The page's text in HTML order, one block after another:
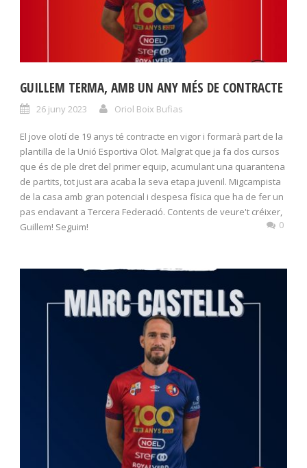
GUILLEM TERMA, AMB UN ANY MÉS DE CONTRACTE
26 juny 2023 Oriol Boix Bufias
El jove olotí de 19 anys té contracte en vigor i formarà part de la
plantilla de la Unió Esportiva Olot. Malgrat que ja fa dos cursos
que és de ple dret del primer equip, acumulant una quarantena
de partits, tot just ara acaba la seva etapa juvenil. Migcampista
de la casa amb gran potencial i despesa física que ha de fer un
pas endavant a Tercera Federació. Contents de veure't créixer,
Guillem! Seguim!
0